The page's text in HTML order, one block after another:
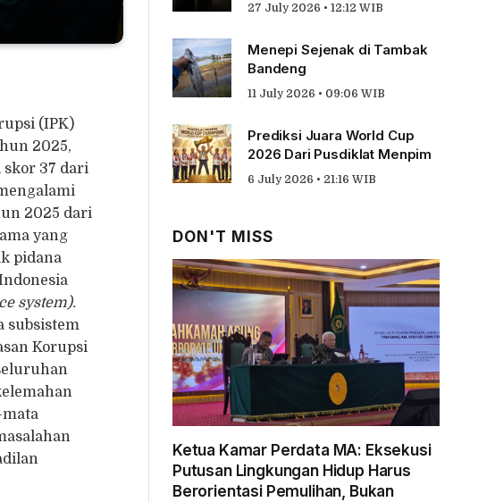
(IPK)
2025,
skor 37 dari
2025 dari
yang
pidana
system).
subsistem
Korupsi
27 July 2026 • 12:12 WIB
Menepi Sejenak di Tambak
Bandeng
11 July 2026 • 09:06 WIB
Prediksi Juara World Cup
2026 Dari Pusdiklat Menpim
6 July 2026 • 21:16 WIB
DON'T MISS
Ketua Kamar Perdata MA: Eksekusi
Putusan Lingkungan Hidup Harus
Berorientasi Pemulihan, Bukan